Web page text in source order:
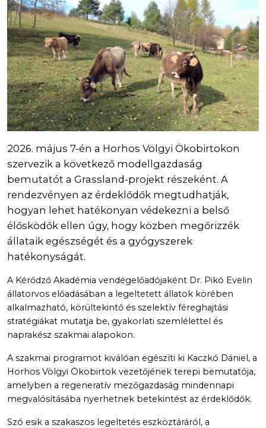
2026. május 7-én a Horhos Völgyi Ökobirtokon
szervezik a következő modellgazdaság
bemutatót a Grassland-projekt részeként. A
rendezvényen az érdeklődők megtudhatják,
hogyan lehet hatékonyan védekezni a belső
élősködők ellen úgy, hogy közben megőrizzék
állataik egészségét és a gyógyszerek
hatékonyságát.
A Kérődző Akadémia vendégelőadójaként Dr. Pikó Evelin
állatorvos előadásában a legeltetett állatok körében
alkalmazható, körültekintő és szelektív féreghajtási
stratégiákat mutatja be, gyakorlati szemlélettel és
naprakész szakmai alapokon.
A szakmai programot kiválóan egészíti ki Kaczkó Dániel, a
Horhos Völgyi Ökobirtok vezetőjének terepi bemutatója,
amelyben a regeneratív mezőgazdaság mindennapi
megvalósításába nyerhetnek betekintést az érdeklődők.
Szó esik a szakaszos legeltetés eszköztáráról, a